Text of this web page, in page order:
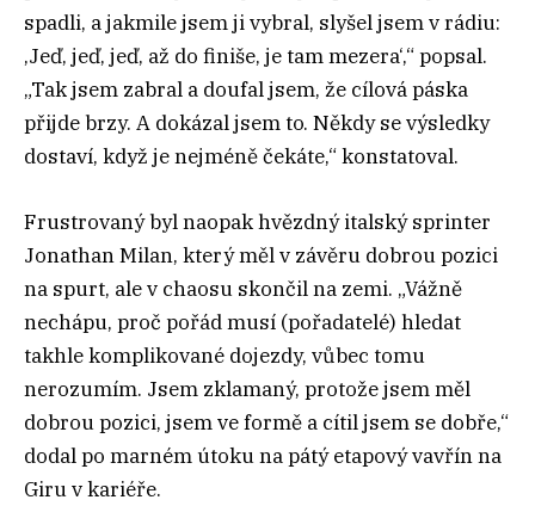
spadli, a jakmile jsem ji vybral, slyšel jsem v rádiu:
‚Jeď, jeď, jeď, až do finiše, je tam mezera‘,“ popsal.
„Tak jsem zabral a doufal jsem, že cílová páska
přijde brzy. A dokázal jsem to. Někdy se výsledky
dostaví, když je nejméně čekáte,“ konstatoval.
Frustrovaný byl naopak hvězdný italský sprinter
Jonathan Milan, který měl v závěru dobrou pozici
na spurt, ale v chaosu skončil na zemi. „Vážně
nechápu, proč pořád musí (pořadatelé) hledat
takhle komplikované dojezdy, vůbec tomu
nerozumím. Jsem zklamaný, protože jsem měl
dobrou pozici, jsem ve formě a cítil jsem se dobře,“
dodal po marném útoku na pátý etapový vavřín na
Giru v kariéře.